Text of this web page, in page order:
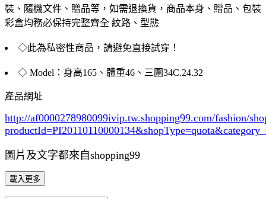
裝、隨機文件、贈品等，如需退換貨，商品本身、贈品、包裝
彩盒均務必保持完整齊全 紋路、型態
◇此為私密性商品，請避免直接試穿！
◇ Model：身高165、體重46、三圍34C.24.32
產品網址
http://af0000278980099ivip.tw.shopping99.com/fashion/
圖片及文字都來自shopping99
載入更多